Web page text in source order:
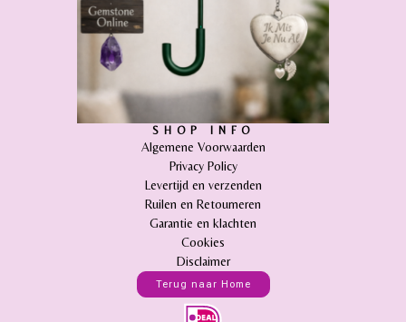
SHOP INFO
Algemene Voorwaarden
Privacy Policy
Levertijd en verzenden
Ruilen en Retourneren
Garantie en klachten
Cookies
Disclaimer
Terug naar Home